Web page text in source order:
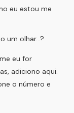
eu estou me
um olhar...?
eu for
adiciono aqui.
o número e